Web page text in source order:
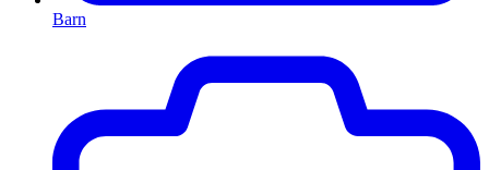
Barn